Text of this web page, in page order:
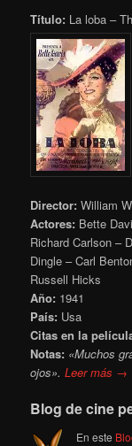
Título: La loba –
Director: William
Actores: Bette
Richard Carlson –
Dingle – Carl
Russell Hicks
Año: 1941
País: Usa
Citas en la
Notas: «Muchos
ojos».Leer más →
Blog de cine
En este